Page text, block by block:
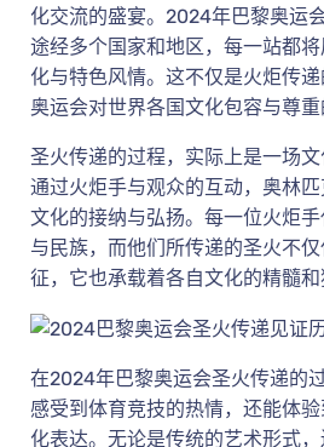
化交流的盛宴。2024年巴黎奥运
途经多个国家和地区，每一站都
化与特色风情。这不仅是火炬传
奥运会对世界各国文化包容与尊重
圣火传递的过程，实际上是一场文
通过火炬手与观众的互动，奥林
文化的接纳与弘扬。每一位火炬
与民族，而他们所传递的圣火不
征，它也承载着各自文化的精髓和
在2024年巴黎奥运会圣火传递的
感受到体育竞技的热情，还能体
化表达。无论是传统的艺术形式